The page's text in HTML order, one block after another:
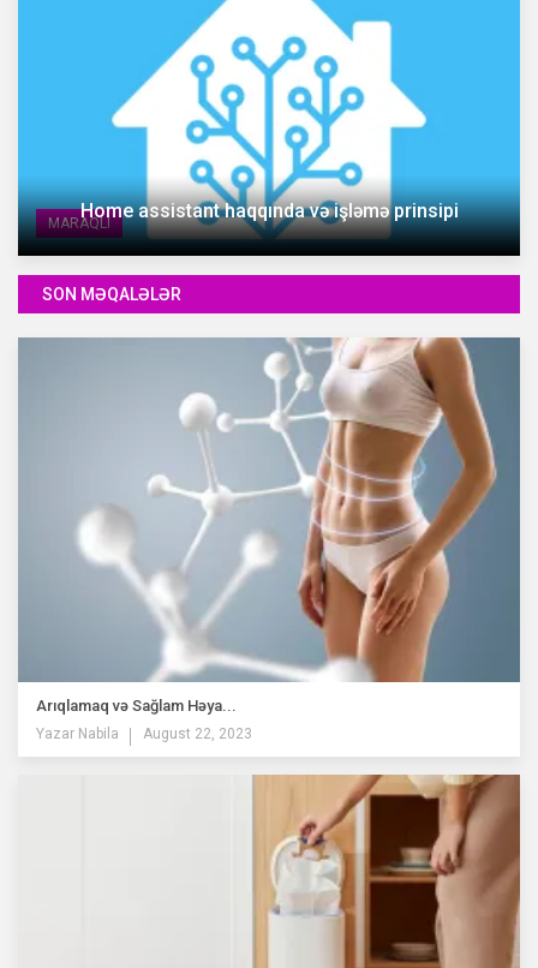
MARAQLI
Home assistant haqqında və işləmə prinsipi
SON MƏQALƏLƏR
Arıqlamaq və Sağlam Həya...
Yazar Nabila August 22, 2023